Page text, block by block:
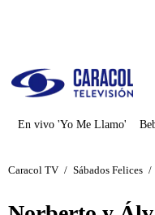
En vivo 'Yo Me Llamo'
Caracol TV / Sábados Felices /